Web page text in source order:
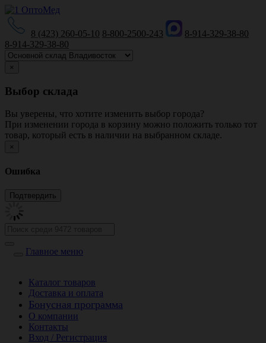
8 (423) 260-05-10 8-800-2500-243
8-914-329-38-80
8-914-329-38-80
×
Выбор склада
Вы уверены, что хотите изменить выбор города?
При изменении города в корзину можно положить только тот
товар, который есть в наличии на выбранном складе.
×
Ошибка
Главное меню
Каталог товаров
Доставка и оплата
Бонусная программа
О компании
Контакты
Вход / Регистрация